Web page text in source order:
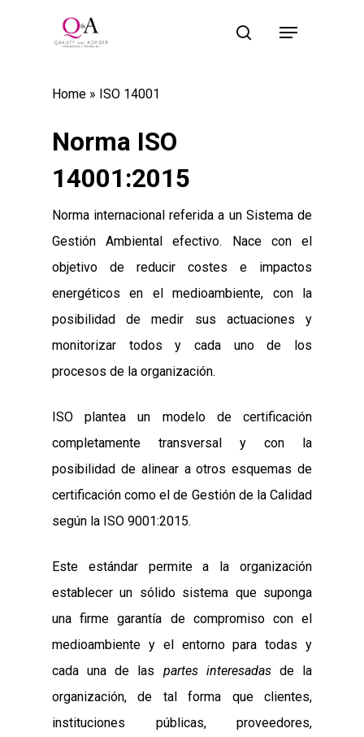
search
Menu
Home » ISO 14001
Norma ISO
14001:2015
Norma internacional referida a un Sistema de
Gestión Ambiental efectivo. Nace con el
objetivo de reducir costes e impactos
energéticos en el medioambiente, con la
posibilidad de medir sus actuaciones y
monitorizar todos y cada uno de los
procesos de la organización.
ISO plantea un modelo de certificación
completamente transversal y con la
posibilidad de alinear a otros esquemas de
certificación como el de Gestión de la Calidad
según la ISO 9001:2015.
Este estándar permite a la organización
establecer un sólido sistema que suponga
una firme garantía de compromiso con el
medioambiente y el entorno para todas y
cada una de las partes interesadasde la
organización, de tal forma que clientes,
instituciones públicas, proveedores,
Necesarias
cookies no
para que